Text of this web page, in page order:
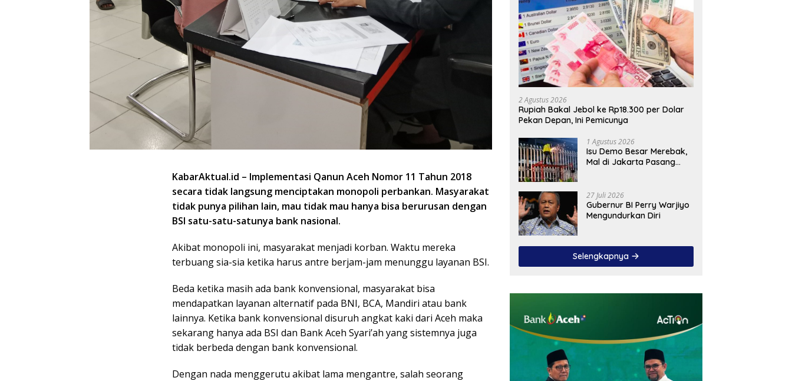
KabarAktual.id – Implementasi Qanun Aceh Nomor 11 Tahun 2018
secara tidak langsung menciptakan monopoli perbankan. Masyarakat
tidak punya pilihan lain, mau tidak mau hanya bisa berurusan dengan
BSI satu-satu-satunya bank nasional.
Akibat monopoli ini, masyarakat menjadi korban. Waktu mereka
terbuang sia-sia ketika harus antre berjam-jam menunggu layanan BSI.
Beda ketika masih ada bank konvensional, masyarakat bisa
mendapatkan layanan alternatif pada BNI, BCA, Mandiri atau bank
lainnya. Ketika bank konvensional disuruh angkat kaki dari Aceh maka
sekarang hanya ada BSI dan Bank Aceh Syari’ah yang sistemnya juga
tidak berbeda dengan bank konvensional.
Dengan nada menggerutu akibat lama mengantre, salah seorang
2 Agustus 2026
Rupiah Bakal Jebol ke Rp18.300 per Dolar
Pekan Depan, Ini Pemicunya
1 Agustus 2026
Isu Demo Besar Merebak,
Mal di Jakarta Pasang
27 Juli 2026
Gubernur BI Perry Warjiyo
Mengundurkan Diri
Selengkapnya